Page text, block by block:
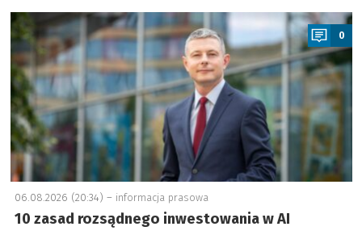
a
0
06.08.2026 (20:34) – informacja prasowa
10 zasad rozsądnego inwestowania w AI